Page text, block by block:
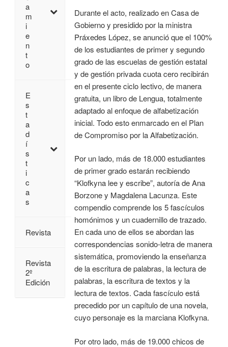
Durante el acto, realizado en Casa de
Gobierno y presidido por la ministra
Práxedes López, se anunció que el 100%
de los estudiantes de primer y segundo
grado de las escuelas de gestión estatal
y de gestión privada cuota cero recibirán
en el presente ciclo lectivo, de manera
gratuita, un libro de Lengua, totalmente
adaptado al enfoque de alfabetización
inicial. Todo esto enmarcado en el Plan
de Compromiso por la Alfabetización.
Por un lado, más de 18.000 estudiantes
de primer grado estarán recibiendo
“Klofkyna lee y escribe”, autoría de Ana
Borzone y Magdalena Lacunza. Este
compendio comprende los 5 fascículos
homónimos y un cuadernillo de trazado.
En cada uno de ellos se abordan las
correspondencias sonido-letra de manera
sistemática, promoviendo la enseñanza
de la escritura de palabras, la lectura de
palabras, la escritura de textos y la
lectura de textos. Cada fascículo está
precedido por un capítulo de una novela,
cuyo personaje es la marciana Klofkyna.
Por otro lado, más de 19.000 chicos de
a
m
i
e
n
t
o
E
s
t
a
d
í
s
t
i
c
a
s
Revista
Revista
2º
Edición